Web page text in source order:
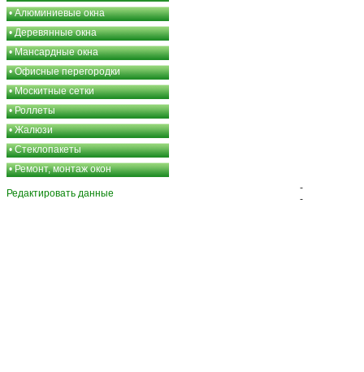
•Алюминиевые окна
•Деревянные окна
•Мансардные окна
•Офисные перегородки
•Москитные сетки
•Роллеты
•Жалюзи
•Стеклопакеты
•Ремонт, монтаж окон
Редактировать данные
-
-